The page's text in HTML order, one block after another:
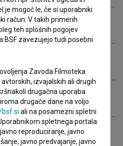
je mogoč le, če si uporabniki
račun. V takih primerih
teh splošnih pogojev
BSF zavezujejo tudi posebni
Zavoda Filmoteka
izvajalskih ali drugih
drugačna uporaba
drugače dane na voljo
bsf.si ali na posamezni spletni
spletnega portala
reproduciranje, javno
javno predvajanje, javno